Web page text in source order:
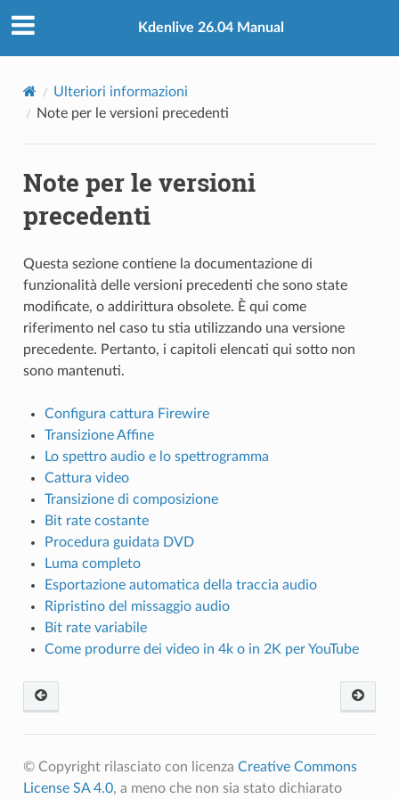
Kdenlive 26.04 Manual
Ulteriori informazioni
Note per le versioni precedenti
Note per le versioni
precedenti
Questa sezione contiene la documentazione di
funzionalità delle versioni precedenti che sono state
modificate, o addirittura obsolete. È qui come
riferimento nel caso tu stia utilizzando una versione
precedente. Pertanto, i capitoli elencati qui sotto non
sono mantenuti.
Configura cattura Firewire
Transizione Affine
Lo spettro audio e lo spettrogramma
Cattura video
Transizione di composizione
Bit rate costante
Procedura guidata DVD
Luma completo
Esportazione automatica della traccia audio
Ripristino del missaggio audio
Bit rate variabile
Come produrre dei video in 4k o in 2K per YouTube
© Copyright rilasciato con licenza Creative Commons
License SA 4.0, a meno che non sia stato dichiarato